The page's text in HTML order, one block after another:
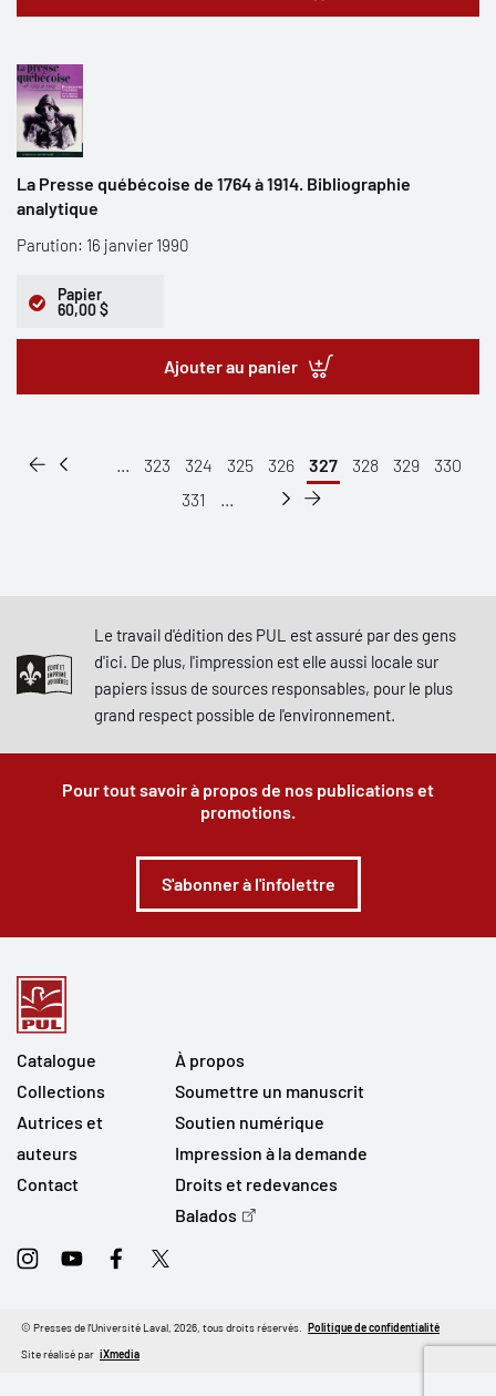
La Presse québécoise de 1764 à 1914. Bibliographie
analytique
Parution: 16 janvier 1990
Papier
60,00 $
Ajouter au panier
... 323 324 325 326 327 328 329
330
331
...
Le travail d'édition des PUL est assuré par des gens
d'ici. De plus, l'impression est elle aussi locale sur
papiers issus de sources responsables, pour le plus
grand respect possible de l'environnement.
Pour tout savoir à propos de nos publications et
promotions.
S'abonner à l'infolettre
Catalogue
Collections
Autrices et
auteurs
Contact
À propos
Soumettre un manuscrit
Soutien numérique
Impression à la demande
Droits et redevances
Balados
InstagramYoutubeFacebookTwitter
Site réalisé par iXmedia
© Presses de l'Université Laval, 2026, tous droits réservés. Politique de confidentialité